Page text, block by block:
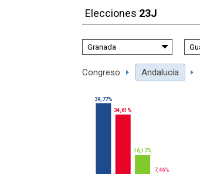
Elecciones 23J
Congreso Andalucía
39,77%
34,61%
16,17%
7,46%